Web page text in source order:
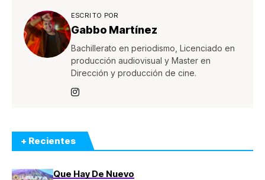
ESCRITO POR
Gabbo Martínez
Bachillerato en periodismo, Licenciado en
producción audiovisual y Master en
Dirección y producción de cine.
+ Recientes
Que Hay De Nuevo